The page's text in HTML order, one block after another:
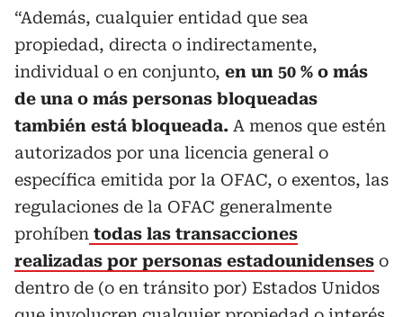
“Además, cualquier entidad que sea
propiedad, directa o indirectamente,
individual o en conjunto, en un 50 % o más
de una o más personas bloqueadas
también está bloqueada. A menos que estén
autorizados por una licencia general o
específica emitida por la OFAC, o exentos, las
regulaciones de la OFAC generalmente
prohíben todas las transacciones
realizadas por personas estadounidenses o
dentro de (o en tránsito por) Estados Unidos